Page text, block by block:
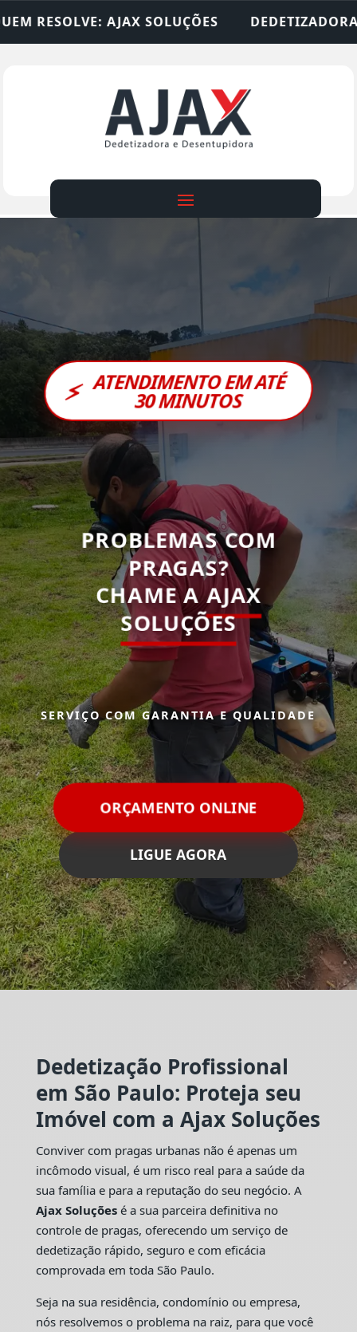
DEDETIZADORA • DESENTUPIDORA •
⚡ ATENDIMENTO EM ATÉ
30 MINUTOS
PROBLEMAS COM
PRAGAS?
CHAME AAJAX
SOLUÇÕES
SERVIÇO COM GARANTIA E QUALIDADE
ORÇAMENTO ONLINE
LIGUE AGORA
Dedetização Profissional
em São Paulo: Proteja seu
Imóvel com a Ajax Soluções
Conviver com pragas urbanas não é apenas um
incômodo visual, é um risco real para a saúde da
sua família e para a reputação do seu negócio. A
Ajax Soluçõesé a sua parceira definitiva no
controle de pragas, oferecendo um serviço de
dedetização rápido, seguro e com eficácia
comprovada em toda São Paulo.
Seja na sua residência, condomínio ou empresa,
nós resolvemos o problema na raiz, para que você